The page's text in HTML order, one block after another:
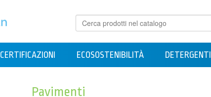
Cerca
prodotti
CERTIFICAZIONI ECOSOSTENIBILITÀ DETERGENTI
Pavimenti